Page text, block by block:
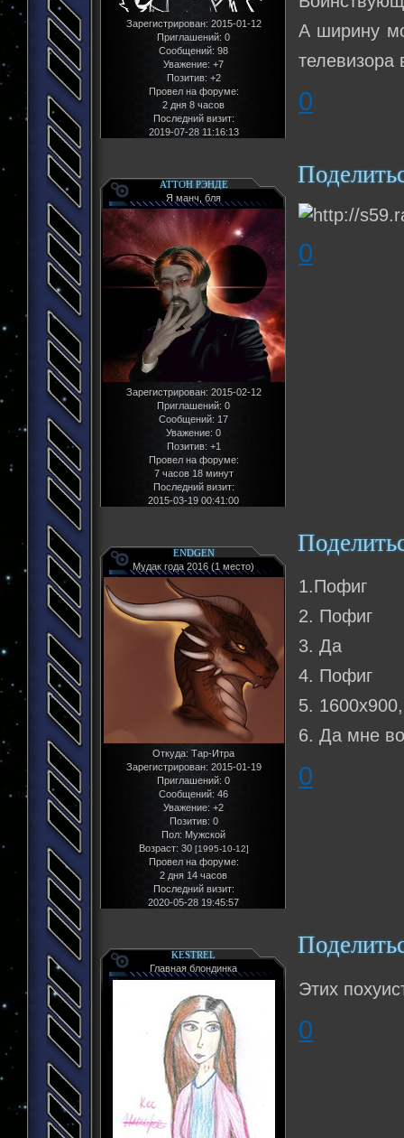
Зарегистрирован: 2015-01-12
Приглашений: 0
Сообщений: 98
Уважение: +7
Позитив: +2
Провел на форуме:
2 дня 8 часов
Последний визит:
2019-07-28 11:16:13
А ширину
телевизора
0
АТТОН РЭНДЕ
Я манч, бля
Зарегистрирован: 2015-02-12
Приглашений: 0
Сообщений: 17
Уважение: 0
Позитив: +1
Провел на форуме:
7 часов 18 минут
Последний визит:
2015-03-19 00:41:00
0
ENDGEN
Мудак года 2016 (1 место)
Откуда: Тар-Итра
Зарегистрирован: 2015-01-19
Приглашений: 0
Сообщений: 46
Уважение: +2
Позитив: 0
Пол: Мужской
Возраст: 30 [1995-10-12]
Провел на форуме:
2 дня 14 часов
Последний визит:
2020-05-28 19:45:57
1.Пофиг
2. Пофиг
3. Да
4. Пофиг
5.
6. Да мне
0
KESTREL
Главная блондинка
Этих
0